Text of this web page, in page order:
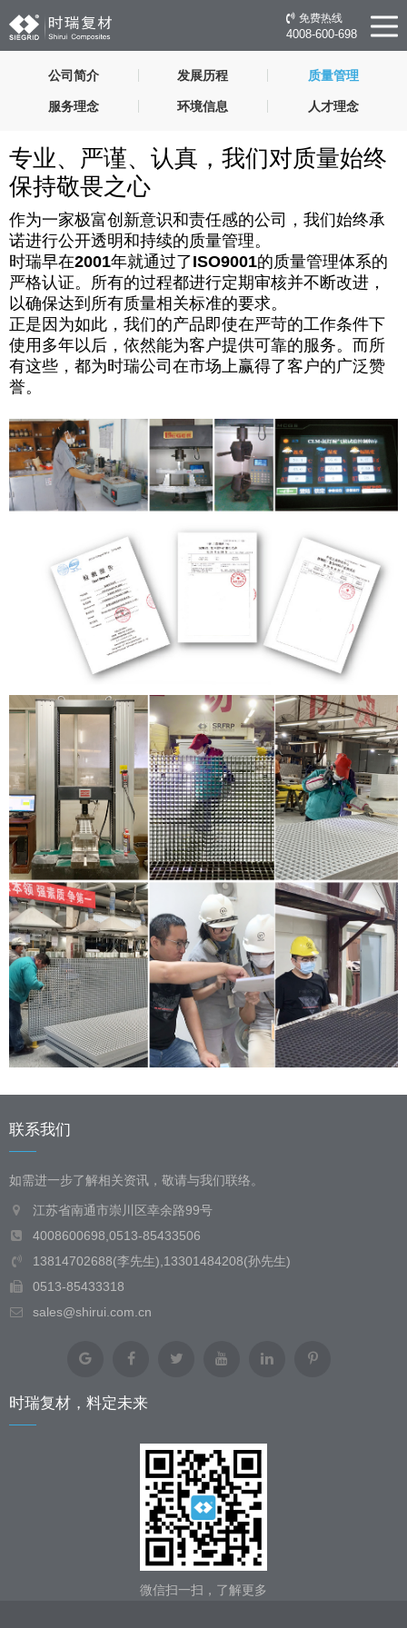
免费热线
4008-600-698
公司简介 发展历程 质量管理
服务理念 环境信息 人才理念
专业、严谨、认真，我们对质量始终
保持敬畏之心
作为一家极富创新意识和责任感的公司，我们始终承
诺进行公开透明和持续的质量管理。
时瑞早在2001年就通过了ISO9001的质量管理体系的
严格认证。所有的过程都进行定期审核并不断改进，
以确保达到所有质量相关标准的要求。
正是因为如此，我们的产品即使在严苛的工作条件下
使用多年以后，依然能为客户提供可靠的服务。而所
有这些，都为时瑞公司在市场上赢得了客户的广泛赞
誉。
联系我们
如需进一步了解相关资讯，敬请与我们联络。
江苏省南通市崇川区幸余路99号
4008600698,0513-85433506
13814702688(李先生),13301484208(孙先生)
0513-85433318
sales@shirui.com.cn
时瑞复材，料定未来
微信扫一扫，了解更多